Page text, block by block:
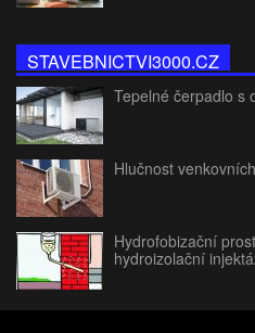
STAVEBNICTVI3000.CZ
Tepelné čerpadlo s
Hlučnost
Hydrofobizační
hydroizolační